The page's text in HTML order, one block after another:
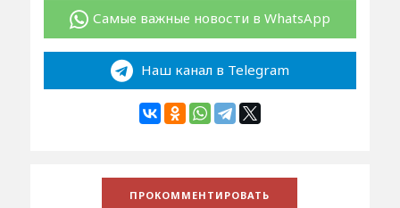
Самые важные новости в WhatsApp
Наш канал в Telegram